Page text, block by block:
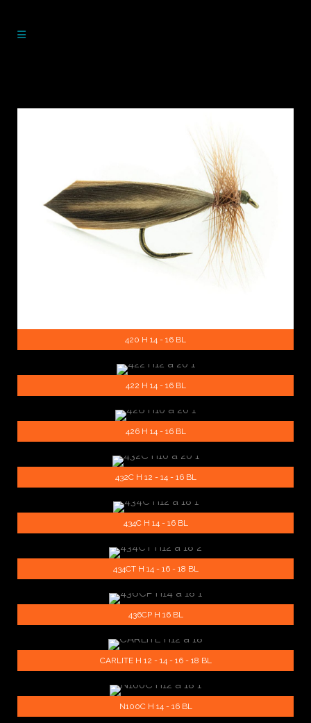
420 H 14 - 16 BL
422 H 14 - 16 BL
426 H 14 - 16 BL
432C H 12 - 14 - 16 BL
434C H 14 - 16 BL
434CT H 14 - 16 - 18 BL
436CP H 16 BL
CARLITE H 12 - 14 - 16 - 18 BL
N100C H 14 - 16 BL